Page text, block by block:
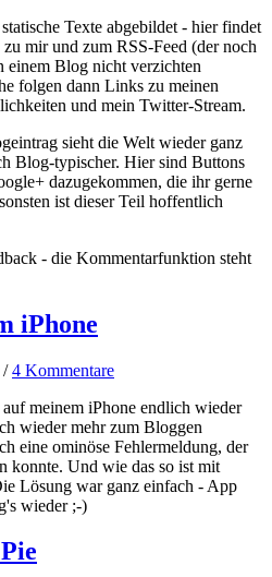
Texte abgebildet - hier findet
mir und zum RSS-Feed (der noch
einem Blog nicht verzichten
folgen dann Links zu meinen
und mein Twitter-Stream.
sieht die Welt wieder ganz
Blog-typischer. Hier sind Buttons
dazugekommen, die ihr gerne
ist dieser Teil hoffentlich
- die Kommentarfunktion steht
iPhone
/4 Kommentare
meinem iPhone endlich wieder
wieder mehr zum Bloggen
eine ominöse Fehlermeldung, der
konnte. Und wie das so ist mit
Lösung war ganz einfach - App
wieder ;-)